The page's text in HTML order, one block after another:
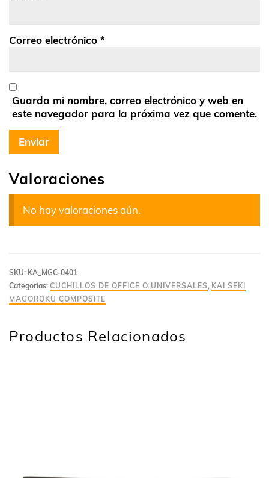
Valoraciones
No hay valoraciones aún.
Correo electrónico *
Guarda mi nombre, correo electrónico y web en
este navegador para la próxima vez que comente.
SKU: KA_MGC-0401
Categorías: CUCHILLOS DE OFFICE O UNIVERSALES, KAI SEKI
MAGOROKU COMPOSITE
Productos Relacionados